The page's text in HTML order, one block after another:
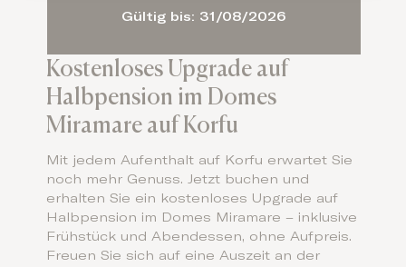
Kostenloses Upgrade auf
Halbpension im Domes
Miramare auf Korfu
Mit jedem Aufenthalt auf Korfu erwartet Sie
noch mehr Genuss. Jetzt buchen und
erhalten Sie ein kostenloses Upgrade auf
Halbpension im Domes Miramare – inklusive
Frühstück und Abendessen, ohne Aufpreis.
Freuen Sie sich auf eine Auszeit an der
Gültig bis: 31/08/2026